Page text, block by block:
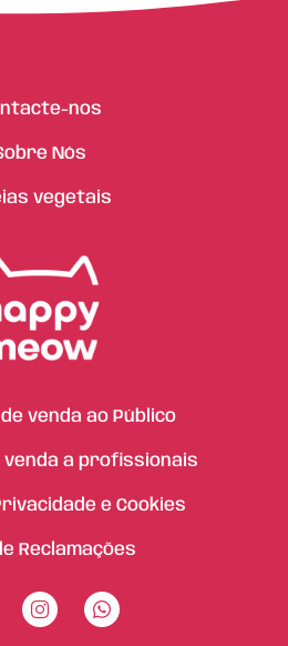
nos
Nós
vegetais
venda ao Público
venda a profissionais
e Cookies
Reclamações